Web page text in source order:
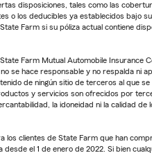
disposiciones, tales como las
o los deducibles ya establecidos bajo su
Farm si su póliza actual contiene
Farm Mutual Automobile Insurance
se hace responsable y no respalda ni
de ningún sitio de terceros al que
y servicios son ofrecidos por
la idoneidad ni la calidad de
los clientes de State Farm que han
desde el 1 de enero de 2022. Si bien